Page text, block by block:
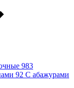
983
92 С абажурами